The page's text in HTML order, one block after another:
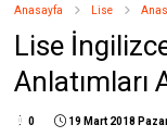
Anasayfa Lise
Lise
Anlatımları
0 19 Mart 2018